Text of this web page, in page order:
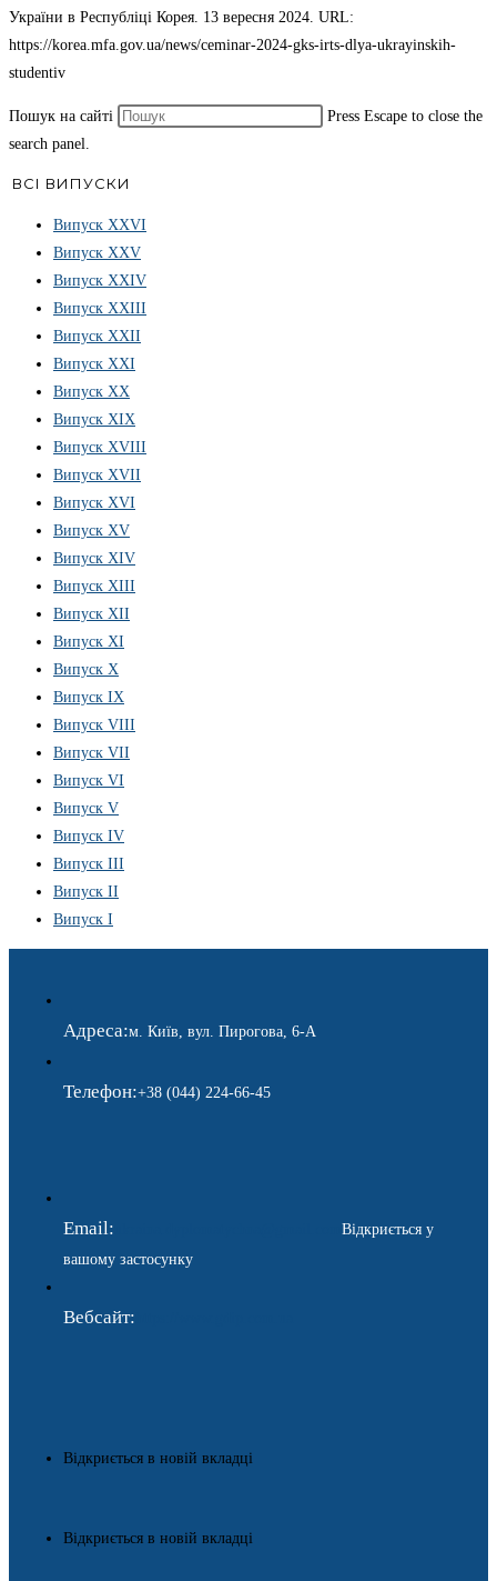
України в Республіці Корея. 13 вересня 2024. URL:
https://korea.mfa.gov.ua/news/ceminar-2024-gks-irts-dlya-ukrayinskih-
studentiv
Пошук на сайті
Press Escape to close the
search panel.
ВСІ ВИПУСКИ
Випуск ХХVІ
Випуск XXV
Випуск XXIV
Випуск XXIII
Випуск XXII
Випуск XXI
Випуск XX
Випуск XIX
Випуск XVIII
Випуск XVII
Випуск XVI
Випуск XV
Випуск XIV
Випуск XIII
Випуск XII
Випуск XI
Випуск X
Випуск IX
Випуск VIII
Випуск VII
Випуск VI
Випуск V
Випуск IV
Випуск III
Випуск II
Випуск I
Адреса:м. Київ, вул. Пирогова, 6-А
Телефон:+38 (044) 224-66-45
Email:
Відкриється у
вашому застосунку
Вебсайт:
Відкриється в новій вкладці
Відкриється в новій вкладці